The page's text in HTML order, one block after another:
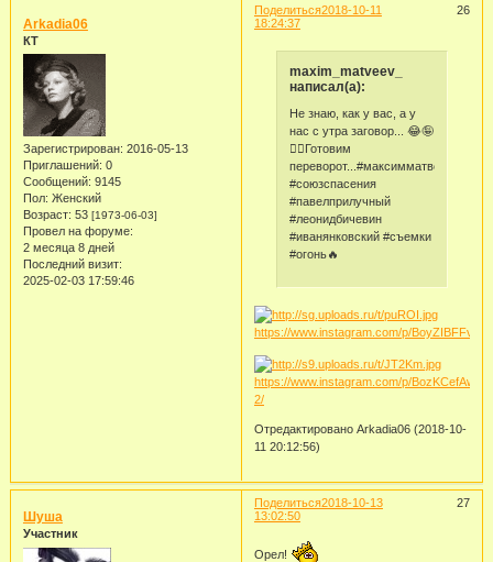
Поделиться 26
2018-10-11
18:24:37
Arkadia06
КТ
Зарегистрирован: 2016-05-13
Приглашений: 0
Сообщений: 9145
Пол: Женский
Возраст: 53 [1973-06-03]
Провел на форуме:
2 месяца 8 дней
Последний визит:
2025-02-03 17:59:46
maxim_matveev_
написал(а):
Не знаю, как у вас, а у
нас с утра заговор... 😂🤪
✌🏼Готовим
переворот...#максимматвеев
#союзспасения
#павелприлучный
#леонидбичевин
#иванянковский #съемки
#огонь🔥
https://www.instagram.com/p/BoyZIBFFvEc/
https://www.instagram.com/p/BozKCefAw-
2/
Отредактировано Arkadia06 (2018-10-
11 20:12:56)
Поделиться 27
2018-10-13
13:02:50
Шуша
Участник
Орел!